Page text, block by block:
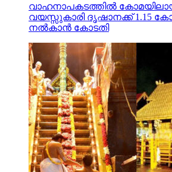
വാഹനാപകടത്തില്‍
വയസ്സുകാരി ദൃഷാനക്ക് 1.15
നല്‍കാന്‍ കോടതി